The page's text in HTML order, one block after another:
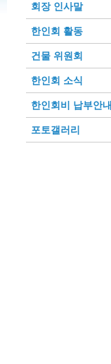
회장 인사말
한인회 활동
건물 위원회
한인회 소식
한인회비 납부안내
포토갤러리